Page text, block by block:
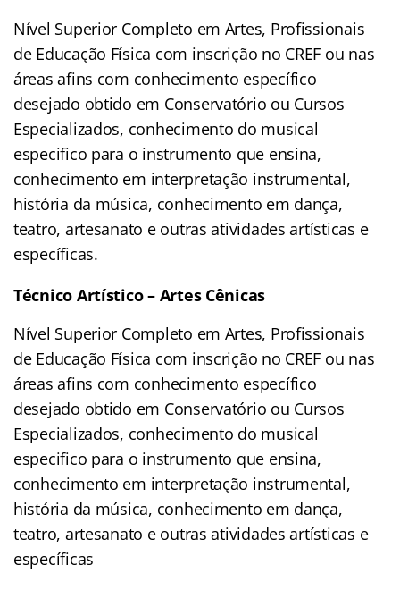
Nível Superior Completo em Artes, Profissionais
de Educação Física com inscrição no CREF ou nas
áreas afins com conhecimento específico
desejado obtido em Conservatório ou Cursos
Especializados, conhecimento do musical
especifico para o instrumento que ensina,
conhecimento em interpretação instrumental,
história da música, conhecimento em dança,
teatro, artesanato e outras atividades artísticas e
específicas.
Técnico Artístico – Artes Cênicas
Nível Superior Completo em Artes, Profissionais
de Educação Física com inscrição no CREF ou nas
áreas afins com conhecimento específico
desejado obtido em Conservatório ou Cursos
Especializados, conhecimento do musical
especifico para o instrumento que ensina,
conhecimento em interpretação instrumental,
história da música, conhecimento em dança,
teatro, artesanato e outras atividades artísticas e
específicas